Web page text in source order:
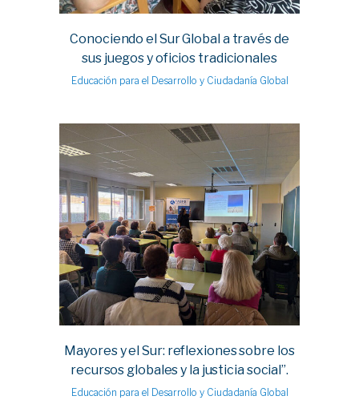
Conociendo el Sur Global a través de
sus juegos y oficios tradicionales
Educación para el Desarrollo y Ciudadanía Global
Mayores y el Sur: reflexiones sobre los
recursos globales y la justicia social”.
Educación para el Desarrollo y Ciudadanía Global